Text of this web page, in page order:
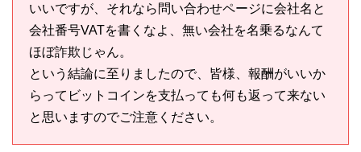
いいですが、それなら問い合わせページに会社名と
会社番号VATを書くなよ、無い会社を名乗るなんて
ほぼ詐欺じゃん。
という結論に至りましたので、皆様、報酬がいいか
らってビットコインを支払っても何も返って来ない
と思いますのでご注意ください。